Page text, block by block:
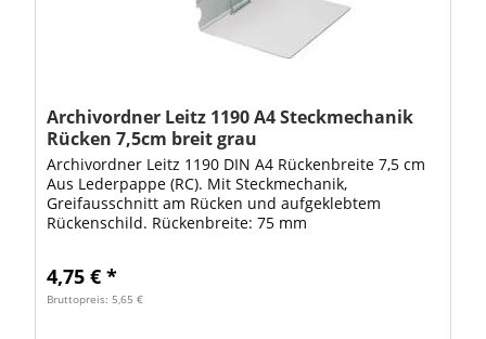
Archivordner Leitz 1190 A4 Steckmechanik
Rücken 7,5cm breit grau
Archivordner Leitz 1190 DIN A4 Rückenbreite 7,5 cm
Aus Lederpappe (RC). Mit Steckmechanik,
Greifausschnitt am Rücken und aufgeklebtem
Rückenschild. Rückenbreite: 75 mm
4,75 € *
Bruttopreis: 5,65 €